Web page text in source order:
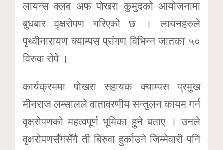
लायन्स क्लब अफ पोखरा कुमुदको आयोजनामा
बुधबार वृक्षरोपण गरिएको छ । लायनहरुले
पृथ्वीनारायण क्याम्पस प्रांगण विभिन्न जातका ५०
विरुवा रोपे ।
कार्यक्रममा पोखरा सहायक क्याम्पस प्रमुख
मीनराज लम्सालले वातावरणीय सन्तुलन कायम गर्न
वृक्षरोपणको महत्वपूर्ण भूमिका हुने बताए । उनले
वृक्षरोपणसँगसँगै ती बिरुवा हुर्काउने जिम्मेवारी पनि